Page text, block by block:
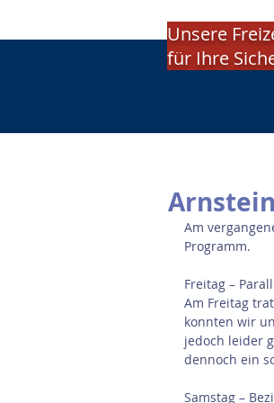
Unsere
für Ihre
Am
Programm.
Freitag –
Am Freitag
konnten wir
jedoch leider
dennoch ein
Samstag –